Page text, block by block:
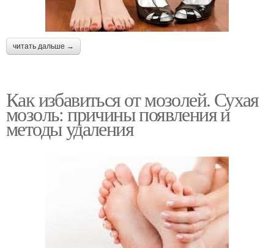
читать дальше →
Как избавиться от мозолей. Сухая
мозоль: причины появления и
методы удаления